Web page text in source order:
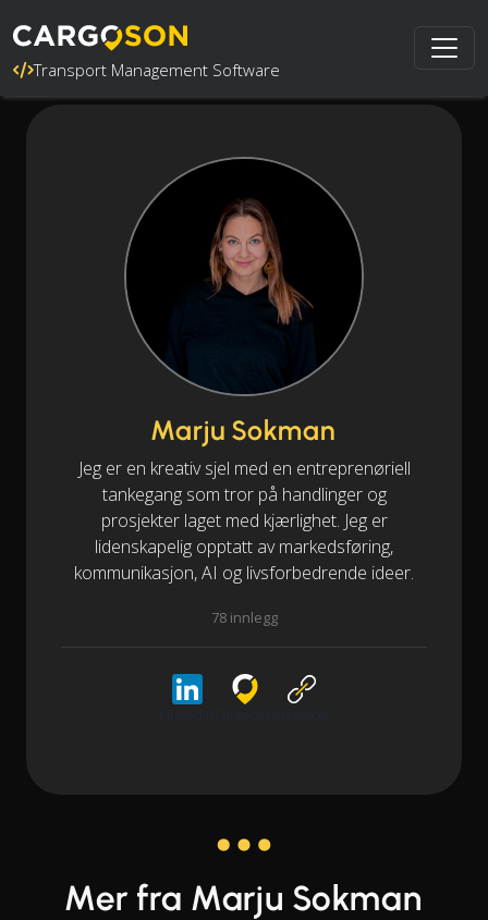
Transport Management Software
Marju Sokman
Jeg er en kreativ sjel med en entreprenøriell
tankegang som tror på handlinger og
prosjekter laget med kjærlighet. Jeg er
lidenskapelig opptatt av markedsføring,
kommunikasjon, AI og livsforbedrende ideer.
78 innlegg
Mer fra Marju Sokman